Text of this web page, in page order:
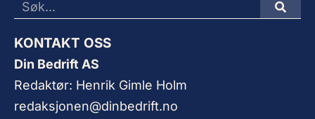
KONTAKT OSS
Din Bedrift AS
Redaktør: Henrik Gimle Holm
redaksjonen@dinbedrift.no